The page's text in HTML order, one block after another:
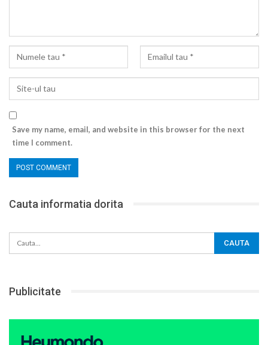
Save my name, email, and website in this browser for the next
time I comment.
Cauta informatia dorita
Publicitate